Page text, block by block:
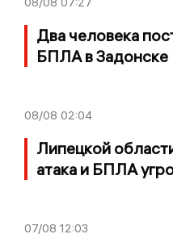
Два человека
БПЛА в Задонске
08/08 02:04
Липецкой
атака и БПЛА
07/08 12:03